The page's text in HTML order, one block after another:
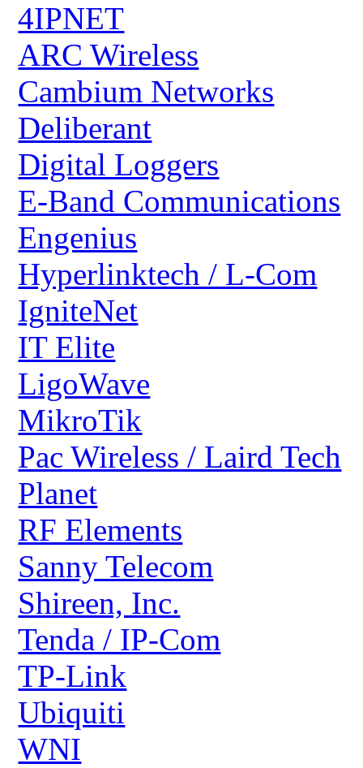
4IPNET
ARC Wireless
Cambium Networks
Deliberant
Digital Loggers
E-Band Communications
Engenius
Hyperlinktech / L-Com
IgniteNet
IT Elite
LigoWave
MikroTik
Pac Wireless / Laird Tech
Planet
RF Elements
Sanny Telecom
Shireen, Inc.
Tenda / IP-Com
TP-Link
Ubiquiti
WNI